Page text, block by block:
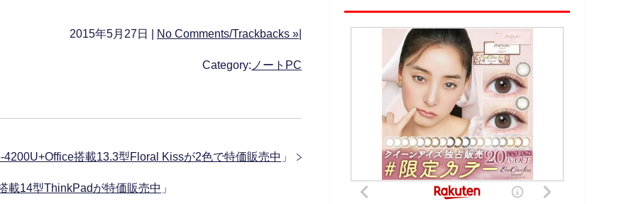
2015年5月27日 | No Comments/Trackbacks »
Category: ノートPC
搭載13.3型Floral Kissが2色で特価販売中 」
載14型ThinkPadが特価販売中 」